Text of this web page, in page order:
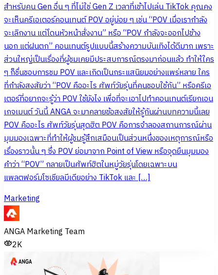
สำหรับคน Gen อื่น ๆ ที่ไม่ใช่ Gen Z เวลาที่เข้าไปเล่น TikTok คุณคง
จะเห็นครีเอเตอร์คอนเทนต์ POV อยู่บ่อย ๆ เช่น “POV เมื่อเรากำลัง
จะเลิกงาน แต่โดนหัวหน้าสั่งงาน” หรือ “POV กำลังจะออกไปข้าง
นอก แต่ฝนตก” คอนเทนต์รูปแบบนี้สร้างความบันเทิงได้ดีมาก เพราะ
ส่วนใหญ่เป็นเรื่องที่ผู้ชมเคยมีประสบการณ์ตรงมาก่อนแล้ว ทำให้ใคร
ๆ ก็ชื่นชอบการชม POV และเกิดเป็นกระแสนิยมอย่างแพร่หลาย ใคร
ที่กำลังสงสัยว่า “POV คืออะไร ศัพท์วัยรุ่นที่คนชอบใช้กัน” หรือครีเอ
เตอร์ที่อยากจะรู้ว่า POV ใช้ยังไง เพื่อที่จะเอาไปทำคอนเทนต์เรียกเอน
เกจเมนต์ วันนี้ ANGA จะมาคลายข้อสงสัยให้รู้กันผ่านบทความนี้เลย
POV คืออะไร ศัพท์วัยรุ่นสุดฮิต POV คือการจำลองสถานการณ์ผ่าน
มุมมองเฉพาะที่ทำให้ผู้ชมรู้สึกเสมือนเป็นส่วนหนึ่งของเหตุการณ์หรือ
เรื่องราวนั้น ๆ ซึ่ง POV ย่อมาจาก Point of View หรือจุดยืนมุมมอง
คำว่า “POV” กลายเป็นศัพท์ฮิตในหมู่วัยรุ่นโดยเฉพาะบน
แพลตฟอร์มโซเชียลมีเดียอย่าง TikTok และ […]
Marketing
ANGA Marketing Team
2K